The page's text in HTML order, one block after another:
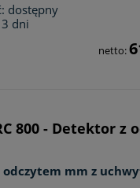
dostępny
3 dni
netto:
800 - Detektor z
mm z